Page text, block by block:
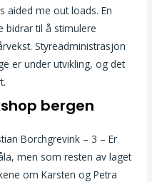
aided me out loads. En
bidrar til å stimulere
Styreadministrasjon
er under utvikling, og det
bergen
Borchgrevink – 3 – Er
men som resten av laget
om Karsten og Petra